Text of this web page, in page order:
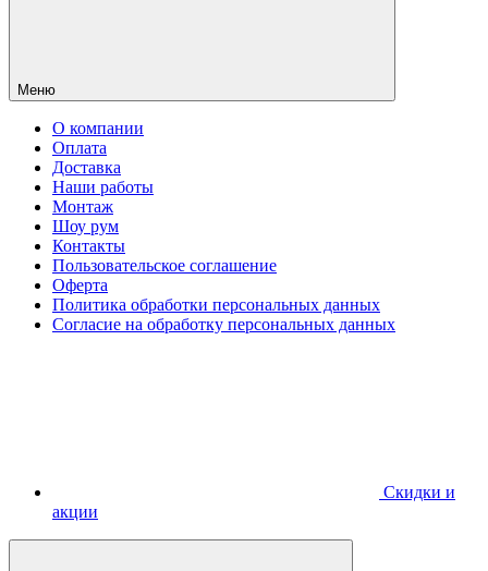
Меню
О компании
Оплата
Доставка
Наши работы
Монтаж
Шоу рум
Контакты
Пользовательское соглашение
Оферта
Политика обработки персональных данных
Согласие на обработку персональных данных
Скидки и
акции